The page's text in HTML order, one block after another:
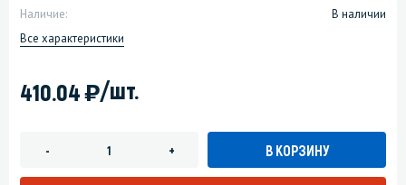
Наличие:
В наличии
Все характеристики
410.04)/шт.
- + В КОРЗИНУ